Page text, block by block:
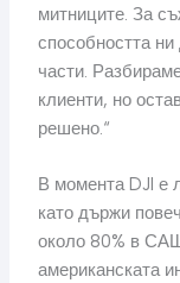
митниците. За
способността
части.
клиенти, но
решено.“
В момента DJI е
като държи
около 80% в
американската